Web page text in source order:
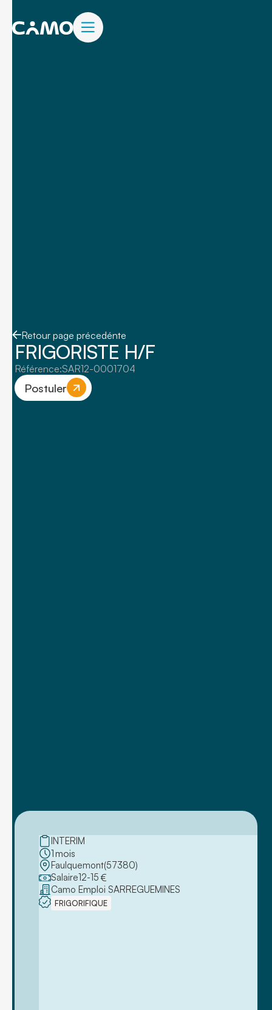
Retour page précedénte
FRIGORISTE H/F
Référence:SAR12-0001704
Postuler
INTERIM
1mois
Faulquemont(57380)
Salaire12-15 €
Camo Emploi SARREGUEMINES
FRIGORIFIQUE